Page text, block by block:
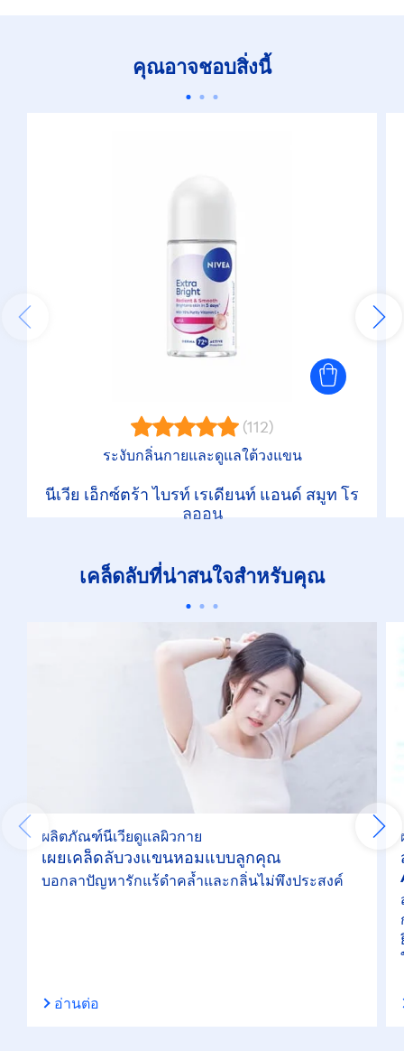
คุณอาจชอบสิ่งนี้
(112)
ระงับกลิ่นกายและดูแลใต้วงแขน
นีเวีย เอ็กซ์ตร้า ไบรท์ เรเดียนท์ แอนด์ สมูท โร
ลออน
เคล็ดลับที่น่าสนใจสำหรับคุณ
ผลิตภัณฑ์นีเวียดูแลผิวกาย
เผยเคล็ดลับวงแขนหอมแบบลูกคุณ
บอกลาปัญหารักแร้ดำคล้ำและกลิ่นไม่พึงประสงค์
อ่านต่อ